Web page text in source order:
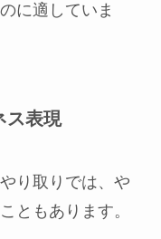
に適していま
ス表現
り取りでは、や
ともあります。